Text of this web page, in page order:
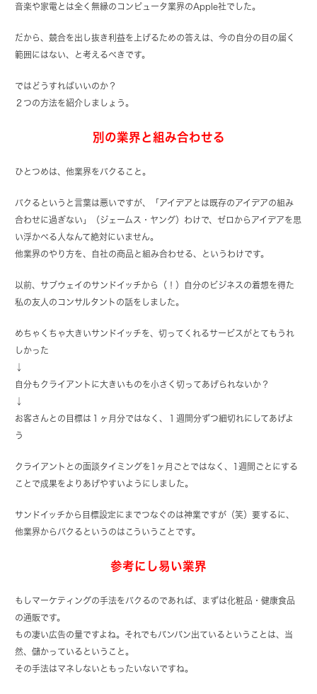
音楽や家電とは全く無縁のコンピュータ業界のApple社でした。
だから、競合を出し抜き利益を上げるための答えは、今の自分の目の届く
範囲にはない、と考えるべきです。
ではどうすればいいのか？
２つの方法を紹介しましょう。
別の業界と組み合わせる
ひとつめは、他業界をパクること。
パクるというと言葉は悪いですが、「アイデアとは既存のアイデアの組み
合わせに過ぎない」（ジェームス・ヤング）わけで、ゼロからアイデアを思
い浮かべる人なんて絶対にいません。
他業界のやり方を、自社の商品と組み合わせる、というわけです。
以前、サブウェイのサンドイッチから（！）自分のビジネスの着想を得た
私の友人のコンサルタントの話をしました。
めちゃくちゃ大きいサンドイッチを、切ってくれるサービスがとてもうれ
しかった
↓
自分もクライアントに大きいものを小さく切ってあげられないか？
↓
お客さんとの目標は１ヶ月分ではなく、１週間分ずつ細切れにしてあげよ
う
クライアントとの面談タイミングを1ヶ月ごとではなく、1週間ごとにする
ことで成果をよりあげやすいようにしました。
サンドイッチから目標設定にまでつなぐのは神業ですが（笑）要するに、
他業界からパクるというのはこういうことです。
参考にし易い業界
もしマーケティングの手法をパクるのであれば、まずは化粧品・健康食品
の通販です。
もの凄い広告の量ですよね。それでもバンバン出ているということは、当
然、儲かっているということ。
その手法はマネしないともったいないですね。